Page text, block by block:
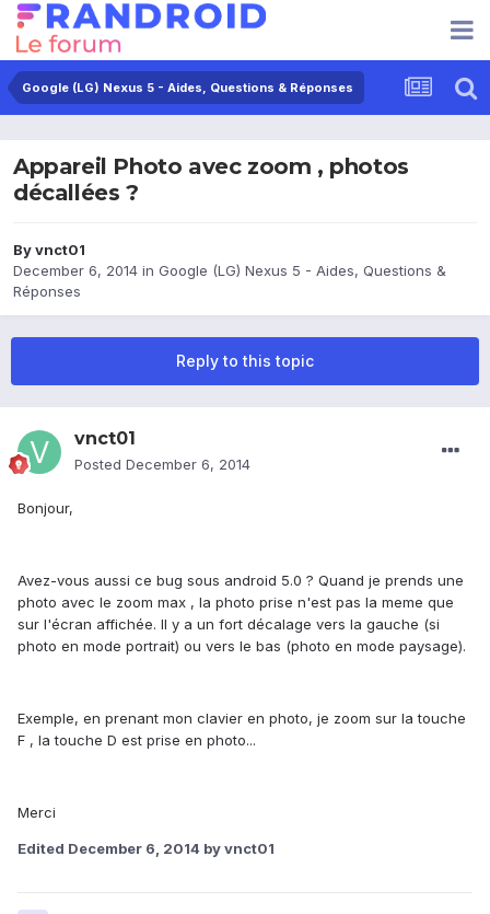
Google (LG) Nexus 5 - Aides, Questions & Réponses
Appareil Photo avec zoom , photos
décallées ?
Byvnct01
December 6, 2014 in Google (LG) Nexus 5 - Aides, Questions &
Réponses
Reply to this topic
vnct01
Posted December 6, 2014
Bonjour,
Avez-vous aussi ce bug sous android 5.0 ? Quand je prends une
photo avec le zoom max , la photo prise n'est pas la meme que
sur l'écran affichée. Il y a un fort décalage vers la gauche (si
photo en mode portrait) ou vers le bas (photo en mode paysage).
Exemple, en prenant mon clavier en photo, je zoom sur la touche
F , la touche D est prise en photo...
Merci
Edited December 6, 2014 by vnct01